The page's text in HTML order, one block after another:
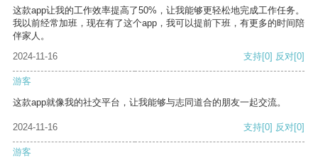
这款app让我的工作效率提高了50%，让我能够更轻松地完成工作任务。
我以前经常加班，现在有了这个app，我可以提前下班，有更多的时间陪
伴家人。
2024-11-16
支持[0] 反对[0]
游客
这款app就像我的社交平台，让我能够与志同道合的朋友一起交流。
2024-11-16 支持[0] 反对[0]
游客